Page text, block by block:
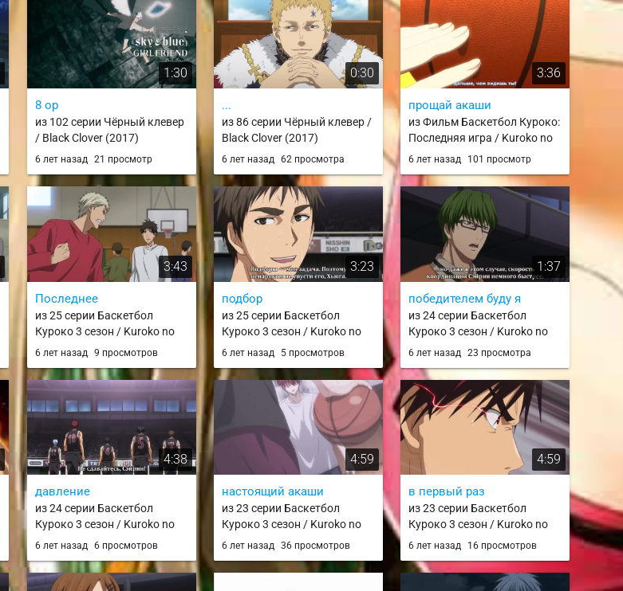
1:30
8 op
из 102 серии Чёрный клевер
/ Black Clover (2017)
6 лет назад 21 просмотр
0:30
...
из 86 серии Чёрный клевер /
Black Clover (2017)
6 лет назад 62 просмотра
3:36
прощай акаши
из Фильм Баскетбол Куроко:
Последняя игра / Kuroko no
Basket Movie 4: Last Game
6 лет назад 101 просмотр
3:43
Последнее
из 25 серии Баскетбол
Куроко 3 сезон / Kuroko no
Basket 3rd Season / knb 3
6 лет назад 9 просмотров
3:23
подбор
из 25 серии Баскетбол
Куроко 3 сезон / Kuroko no
Basket 3rd Season / knb 3
6 лет назад 5 просмотров
1:37
победителем буду я
из 24 серии Баскетбол
Куроко 3 сезон / Kuroko no
Basket 3rd Season / knb 3
6 лет назад 23 просмотра
4:38
давление
из 24 серии Баскетбол
Куроко 3 сезон / Kuroko no
Basket 3rd Season / knb 3
6 лет назад 6 просмотров
4:59
настоящий акаши
из 23 серии Баскетбол
Куроко 3 сезон / Kuroko no
Basket 3rd Season / knb 3
6 лет назад 36 просмотров
4:59
в первый раз
из 23 серии Баскетбол
Куроко 3 сезон / Kuroko no
Basket 3rd Season / knb 3
6 лет назад 16 просмотров